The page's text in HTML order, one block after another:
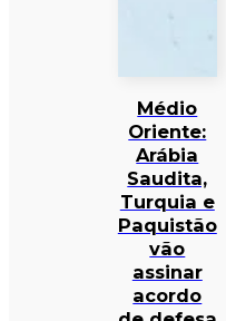
Médio
Oriente:
Arábia
Saudita,
Turquia e
Paquistão
vão
assinar
acordo